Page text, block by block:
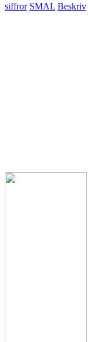
siffror SMAL Beskriv